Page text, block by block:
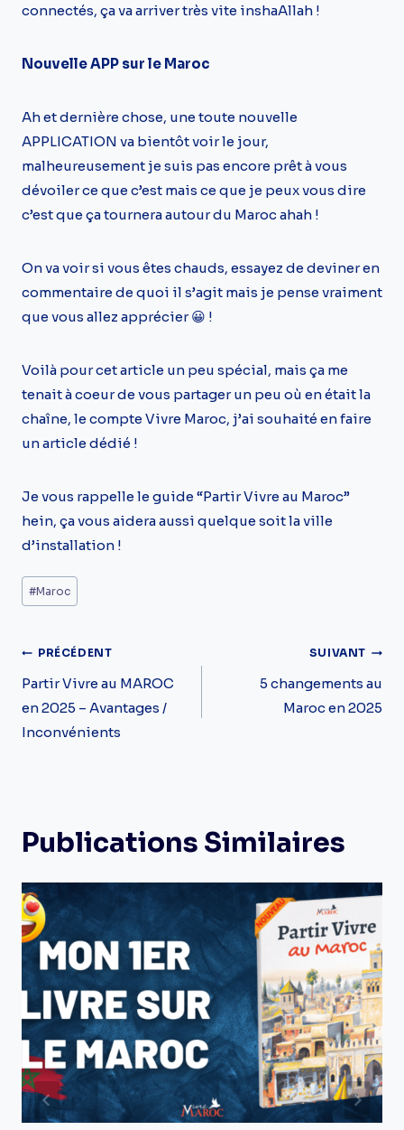
connectés, ça va arriver très vite inshaAllah !
Nouvelle APP sur le Maroc
Ah et dernière chose, une toute nouvelle
APPLICATION va bientôt voir le jour,
malheureusement je suis pas encore prêt à vous
dévoiler ce que c’est mais ce que je peux vous dire
c’est que ça tournera autour du Maroc ahah !
On va voir si vous êtes chauds, essayez de deviner en
commentaire de quoi il s’agit mais je pense vraiment
que vous allez apprécier 😀 !
Voilà pour cet article un peu spécial, mais ça me
tenait à coeur de vous partager un peu où en était la
chaîne, le compte Vivre Maroc, j’ai souhaité en faire
un article dédié !
Je vous rappelle le guide “Partir Vivre au Maroc”
hein, ça vous aidera aussi quelque soit la ville
d’installation !
Étiquettes
de
publication :
#Maroc
Navigation
De
L’article
PRÉCÉDENT
Partir Vivre au MAROC
en 2025 – Avantages /
Inconvénients
SUIVANT
5 changements au
Maroc en 2025
Publications Similaires